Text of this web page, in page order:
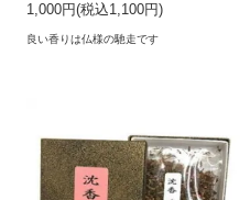
1,000円(税込1,100円)
良い香りは仏様の馳走です